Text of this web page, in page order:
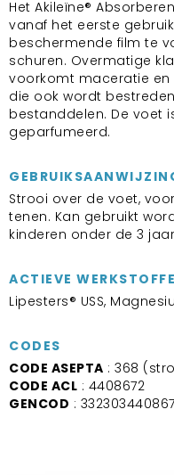
Het Akileïne®
vanaf het eerste
beschermende film te
schuren. Overmatige
voorkomt maceratie en
die ook wordt
bestanddelen. De voet
geparfumeerd.
Strooi over de voet,
tenen. Kan gebruikt
kinderen onder de 3
ACTIEVE
Lipesters® USS,
CODES
CODE ASEPTA : 368
CODE ACL : 4408672
GENCOD :